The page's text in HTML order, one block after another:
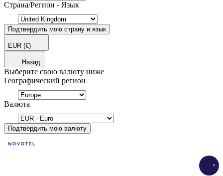
Страна/Регион - Язык
Подтвердить мою страну и язык
EUR (€)
Назад
Выберите свою валюту ниже
Географический регион
Валюта
Подтвердить мою валюту